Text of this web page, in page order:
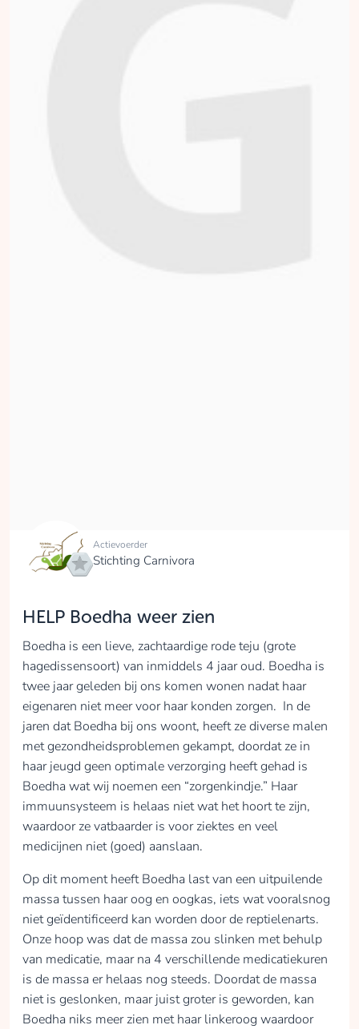
Actievoerder
Stichting Carnivora
HELP Boedha weer zien
Boedha is een lieve, zachtaardige rode teju (grote
hagedissensoort) van inmiddels 4 jaar oud. Boedha is
twee jaar geleden bij ons komen wonen nadat haar
eigenaren niet meer voor haar konden zorgen. In de
jaren dat Boedha bij ons woont, heeft ze diverse malen
met gezondheidsproblemen gekampt, doordat ze in
haar jeugd geen optimale verzorging heeft gehad is
Boedha wat wij noemen een “zorgenkindje.” Haar
immuunsysteem is helaas niet wat het hoort te zijn,
waardoor ze vatbaarder is voor ziektes en veel
medicijnen niet (goed) aanslaan.
Op dit moment heeft Boedha last van een uitpuilende
massa tussen haar oog en oogkas, iets wat vooralsnog
niet geïdentificeerd kan worden door de reptielenarts.
Onze hoop was dat de massa zou slinken met behulp
van medicatie, maar na 4 verschillende medicatiekuren
is de massa er helaas nog steeds. Doordat de massa
niet is geslonken, maar juist groter is geworden, kan
Boedha niks meer zien met haar linkeroog waardoor